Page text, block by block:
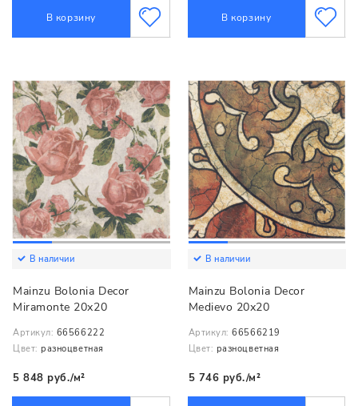
В корзину В корзину
В наличии
Mainzu Bolonia Decor
Miramonte 20х20
Артикул: 66566222
Цвет: разноцветная
5 848 руб./м²
В наличии
Mainzu Bolonia Decor
Medievo 20х20
Артикул: 66566219
Цвет: разноцветная
5 746 руб./м²